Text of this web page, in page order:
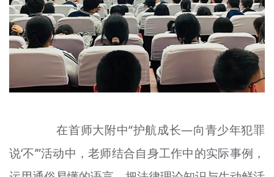
在首师大附中“护航成长—向青少年犯罪
说‘不’”活动中，老师结合自身工作中的实际事例，